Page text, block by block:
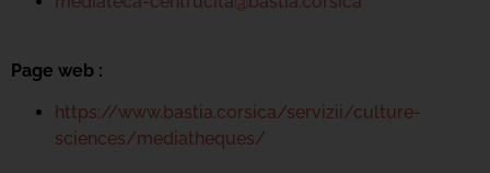
Page web :
https://www.bastia.corsica/servizii/culture-
sciences/mediatheques/